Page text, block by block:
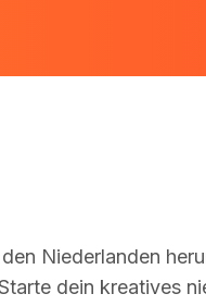
Niederlanden
dein kreatives